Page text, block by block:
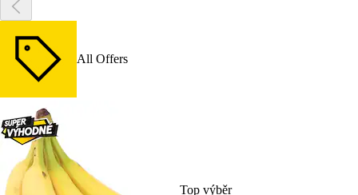
All Offers
Top výběr